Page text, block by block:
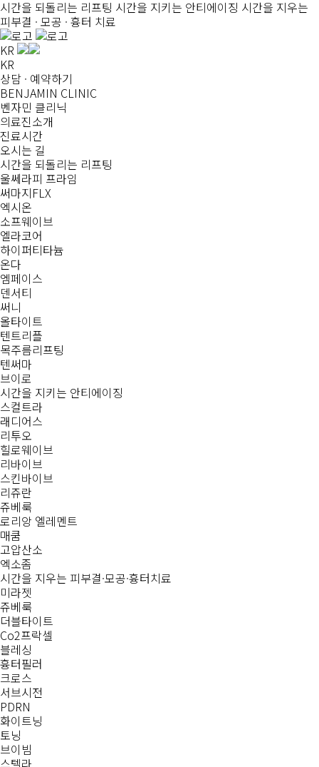
시간을 되돌리는 리프팅 시간을 지키는 안티에이징 시간을 지우는
피부결 · 모공 · 흉터 치료
KR
KR
상담 · 예약하기
BENJAMIN CLINIC
벤자민 클리닉
의료진소개
진료시간
오시는 길
시간을 되돌리는 리프팅
울쎄라피 프라임
써마지FLX
엑시온
소프웨이브
엘라코어
하이퍼티타늄
온다
엠페이스
덴서티
써니
올타이트
텐트리플
목주름리프팅
텐써마
브이로
시간을 지키는 안티에이징
스컬트라
래디어스
리투오
힐로웨이브
리바이브
스킨바이브
리쥬란
쥬베룩
로리앙 엘레멘트
매쿰
고압산소
엑소좀
시간을 지우는 피부결·모공·흉터치료
미라젯
쥬베룩
더블타이트
Co2프락셀
블레싱
흉터필러
크로스
서브시전
PDRN
화이트닝
토닝
브이빔
스텔라